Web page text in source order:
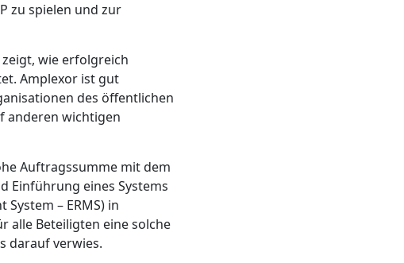
zu spielen und zur
wie erfolgreich
Amplexor ist gut
des öffentlichen
anderen wichtigen
Auftragssumme mit dem
Einführung eines Systems
– ERMS) in
alle Beteiligten eine solche
darauf verwies.